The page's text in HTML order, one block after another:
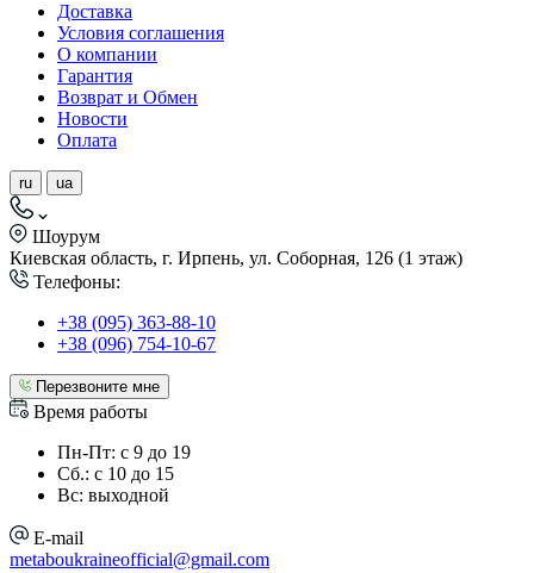
Доставка
Условия соглашения
О компании
Гарантия
Возврат и Обмен
Новости
Оплата
ru ua
Шоурум
Киевская область, г. Ирпень, ул. Соборная, 126 (1 этаж)
Телефоны:
+38 (095) 363-88-10
+38 (096) 754-10-67
Перезвоните мне
Время работы
Пн-Пт: с 9 до 19
Сб.: с 10 до 15
Вс: выходной
E-mail
metaboukraineofficial@gmail.com